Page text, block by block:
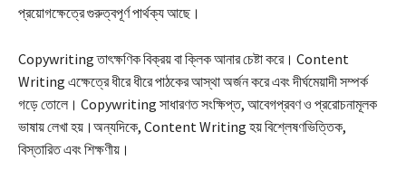
প্রয়োগক্ষেত্রে গুরুত্বপূর্ণ পার্থক্য আছে।
Copywriting তাৎক্ষণিক বিক্রয় বা ক্লিক আনার চেষ্টা করে। Content
Writing এক্ষেত্রে ধীরে ধীরে পাঠকের আস্থা অর্জন করে এবং দীর্ঘমেয়াদী সম্পর্ক
গড়ে তোলে। Copywriting সাধারণত সংক্ষিপ্ত, আবেগপ্রবণ ও প্ররোচনামূলক
ভাষায় লেখা হয়।অন্যদিকে, Content Writing হয় বিশ্লেষণভিত্তিক,
বিস্তারিত এবং শিক্ষণীয়।